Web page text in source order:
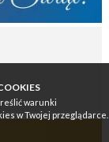
warunki
w Twojej przeglądarce.